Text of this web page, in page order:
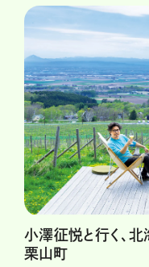
小澤征悦と行く、北
栗山町